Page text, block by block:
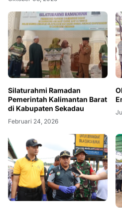
Silaturahmi Ramadan
Pemerintah Kalimantan Barat
di Kabupaten Sekadau
Februari 24, 2026